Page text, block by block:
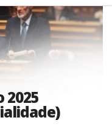
2025